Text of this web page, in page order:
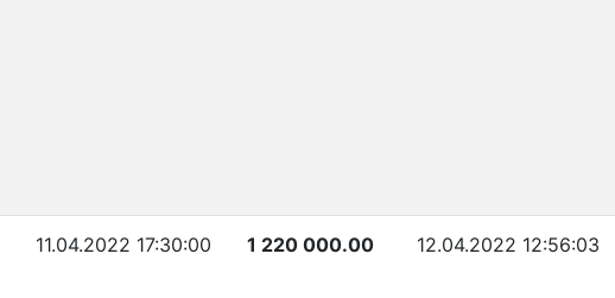
11.04.2022 17:30:00 1 220 000.00 12.04.2022 12:56:03